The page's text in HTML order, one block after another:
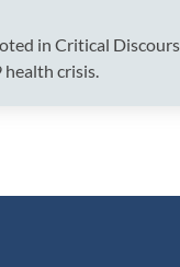
in Critical
crisis.